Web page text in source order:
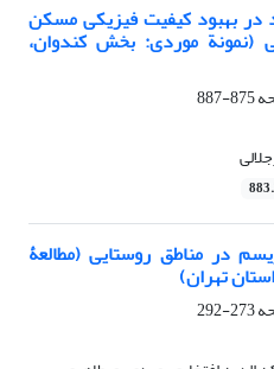
در بهبود کیفیت فیزیکی مسکن
(نمونة موردی: بخش کندوان،
875-887
در مناطق روستایی (مطالعۀ
تهران)
273-292